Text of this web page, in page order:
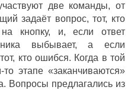
две команды, от
задаёт вопрос, тот, кто
кнопку, и, если ответ
выбывает, а если
кто ошибся. Когда в той
этапе «заканчиваются»
Вопросы предлагались из